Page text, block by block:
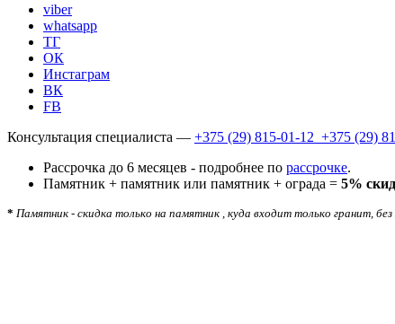
viber
whatsapp
ТГ
ОК
Инстаграм
ВК
FB
Консультация специалиста — +375 (29) 815-01-12 +375 (29)
Рассрочка до 6 месяцев - подробнее по рассрочке.
Памятник + памятник или памятник + ограда = 5%
* Памятник - скидка только на памятник , куда входит только гранит,